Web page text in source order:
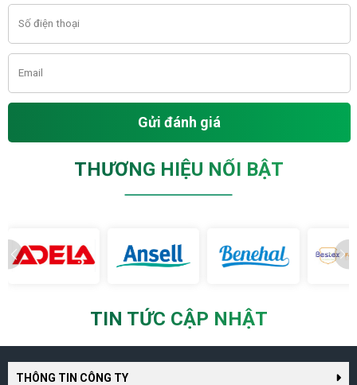
Gửi đánh giá
THƯƠNG HIỆU NỔI BẬT
TIN TỨC CẬP NHẬT
THÔNG TIN CÔNG TY